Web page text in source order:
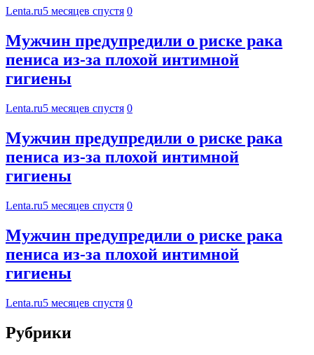
Lenta.ru5 месяцев спустя 0
Мужчин предупредили о риске рака
пениса из-за плохой интимной
гигиены
Lenta.ru5 месяцев спустя 0
Мужчин предупредили о риске рака
пениса из-за плохой интимной
гигиены
Lenta.ru5 месяцев спустя 0
Мужчин предупредили о риске рака
пениса из-за плохой интимной
гигиены
Lenta.ru5 месяцев спустя 0
Рубрики